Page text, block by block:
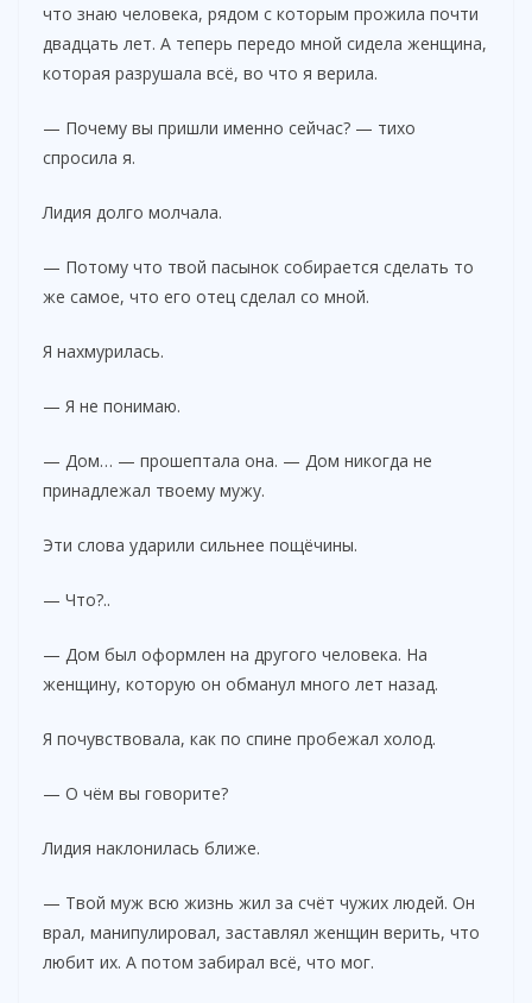
что знаю человека, рядом с которым прожила почти
двадцать лет. А теперь передо мной сидела женщина,
которая разрушала всё, во что я верила.
— Почему вы пришли именно сейчас? — тихо
спросила я.
Лидия долго молчала.
— Потому что твой пасынок собирается сделать то
же самое, что его отец сделал со мной.
Я нахмурилась.
— Я не понимаю.
— Дом… — прошептала она. — Дом никогда не
принадлежал твоему мужу.
Эти слова ударили сильнее пощёчины.
— Что?..
— Дом был оформлен на другого человека. На
женщину, которую он обманул много лет назад.
Я почувствовала, как по спине пробежал холод.
— О чём вы говорите?
Лидия наклонилась ближе.
— Твой муж всю жизнь жил за счёт чужих людей. Он
врал, манипулировал, заставлял женщин верить, что
любит их. А потом забирал всё, что мог.